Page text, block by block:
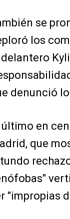
se
los
denunció
último en
que
"impropias